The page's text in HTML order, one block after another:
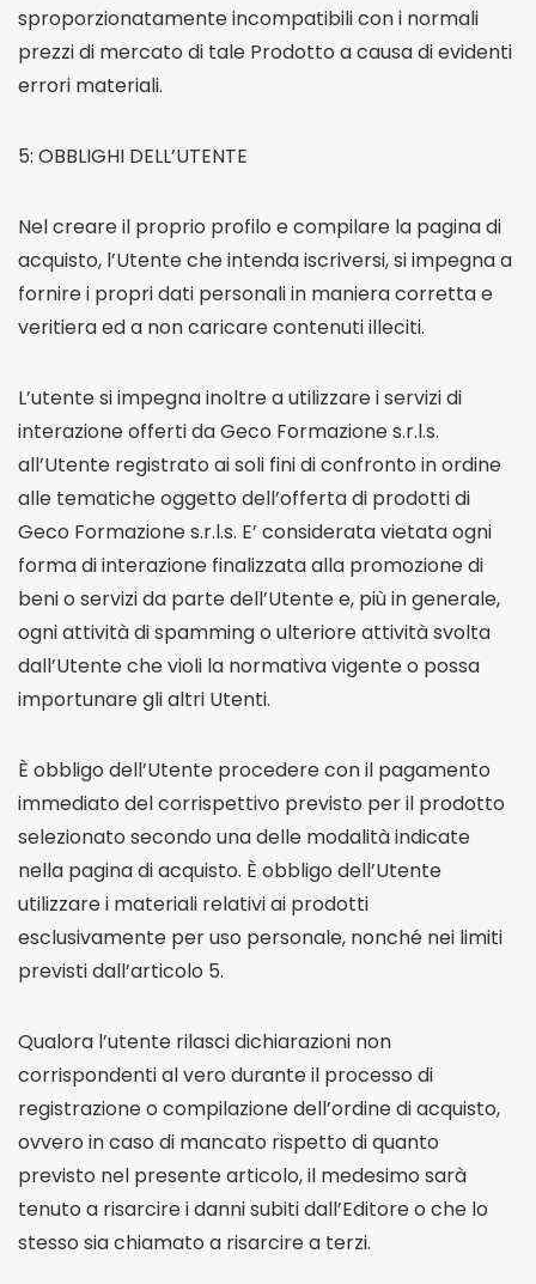
sproporzionatamente incompatibili con i normali
prezzi di mercato di tale Prodotto a causa di evidenti
errori materiali.
5: OBBLIGHI DELL’UTENTE
Nel creare il proprio profilo e compilare la pagina di
acquisto, l’Utente che intenda iscriversi, si impegna a
fornire i propri dati personali in maniera corretta e
veritiera ed a non caricare contenuti illeciti.
L’utente si impegna inoltre a utilizzare i servizi di
interazione offerti da Geco Formazione s.r.l.s.
all’Utente registrato ai soli fini di confronto in ordine
alle tematiche oggetto dell’offerta di prodotti di
Geco Formazione s.r.l.s. E’ considerata vietata ogni
forma di interazione finalizzata alla promozione di
beni o servizi da parte dell’Utente e, più in generale,
ogni attività di spamming o ulteriore attività svolta
dall’Utente che violi la normativa vigente o possa
importunare gli altri Utenti.
È obbligo dell’Utente procedere con il pagamento
immediato del corrispettivo previsto per il prodotto
selezionato secondo una delle modalità indicate
nella pagina di acquisto. È obbligo dell’Utente
utilizzare i materiali relativi ai prodotti
esclusivamente per uso personale, nonché nei limiti
previsti dall’articolo 5.
Qualora l’utente rilasci dichiarazioni non
corrispondenti al vero durante il processo di
registrazione o compilazione dell’ordine di acquisto,
ovvero in caso di mancato rispetto di quanto
previsto nel presente articolo, il medesimo sarà
tenuto a risarcire i danni subiti dall’Editore o che lo
stesso sia chiamato a risarcire a terzi.